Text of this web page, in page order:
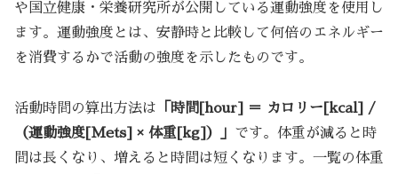
や国立健康・栄養研究所が公開している運動強度を使用し
ます。運動強度とは、安静時と比較して何倍のエネルギー
を消費するかで活動の強度を示したものです。
活動時間の算出方法は 「時間[hour] ＝ カロリー[kcal] /
（運動強度[Mets] × 体重[kg]）」 です。体重が減ると時
間は長くなり、増えると時間は短くなります。一覧の体重